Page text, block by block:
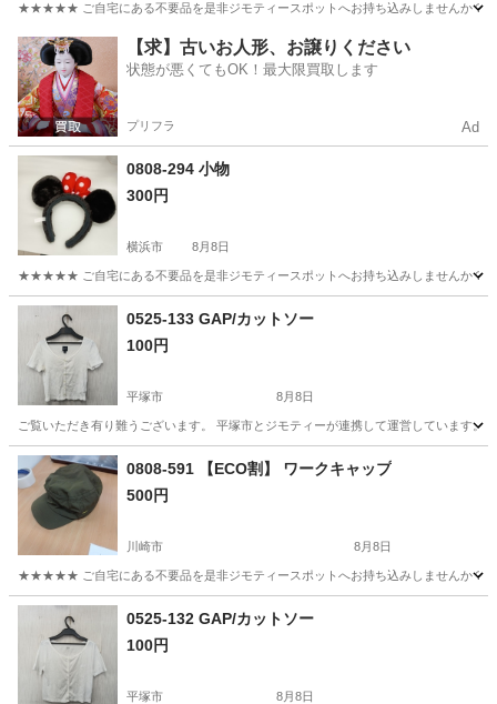
★★★★★ ご自宅にある不要品を是非ジモティースポットへお持ち込みしませんか？
神奈川 小物 Longchamp
【求】古いお人形、お譲りください
状態が悪くてもOK！最大限買取します
プリフラ Ad
0808-294 小物
300円
横浜市 8月8日
★★★★★ ご自宅にある不要品を是非ジモティースポットへお持ち込みしませんか？
神奈川 横浜市 0525-133 GAP/カットソー
100円
平塚市 8月8日
ご覧いただき有り難うございます。 平塚市とジモティーが連携して運営していま
神奈川 平塚市 リユース
0808-591 【ECO割】 ワークキャップ
500円
川崎市 8月8日
★★★★★ ご自宅にある不要品を是非ジモティースポットへお持ち込みしませんか？
神奈川 川崎市 0525-132 GAP/カットソー
100円
平塚市 8月8日